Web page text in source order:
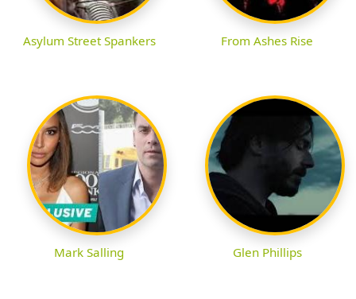
Asylum Street Spankers From Ashes Rise
Mark Salling Glen Phillips